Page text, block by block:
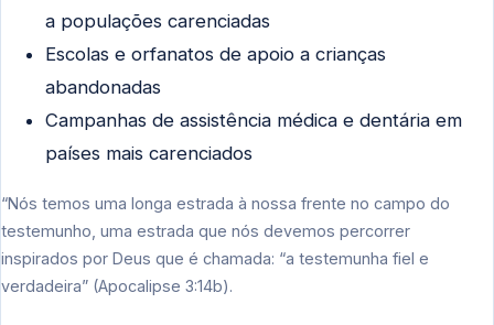
a populações carenciadas
Escolas e orfanatos de apoio a crianças
abandonadas
Campanhas de assistência médica e dentária em
países mais carenciados
“Nós temos uma longa estrada à nossa frente no campo do
testemunho, uma estrada que nós devemos percorrer
inspirados por Deus que é chamada: “a testemunha fiel e
verdadeira” (Apocalipse 3:14b).